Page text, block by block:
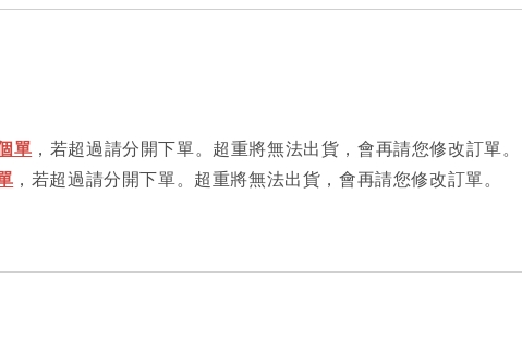
單 ，若超過請分開下單。超重將無法出貨，會再請您修改訂單。
，若超過請分開下單。超重將無法出貨，會再請您修改訂單。